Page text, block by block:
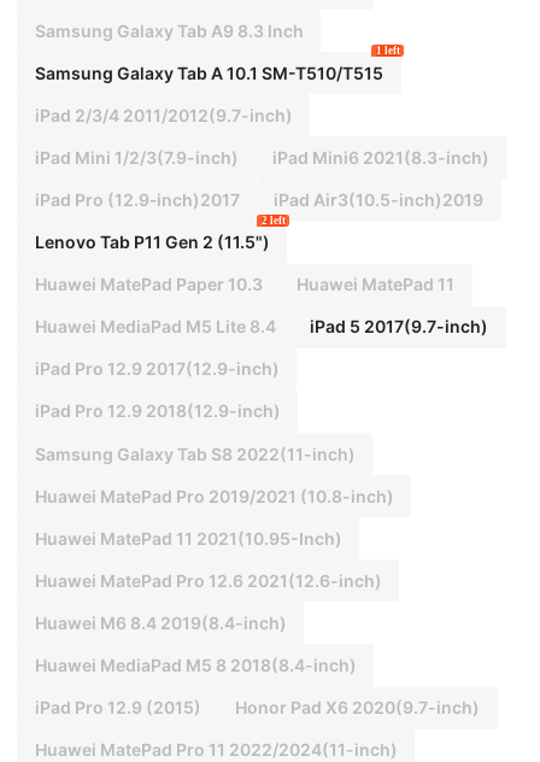
Samsung Galaxy Tab A9 8.3 lnch
Samsung Galaxy Tab A 10.1 SM-T510/T515
1 left
iPad 2/3/4 2011/2012(9.7-inch)
iPad Mini 1/2/3(7.9-inch) iPad Mini6 2021(8.3-inch)
iPad Pro (12.9‑inch)2017 iPad Air3(10.5-inch)2019
Lenovo Tab P11 Gen 2 (11.5")
2 left
Huawei MatePad Paper 10.3 Huawei MatePad 11
Huawei MediaPad M5 Lite 8.4 iPad 5 2017(9.7-inch)
iPad Pro 12.9 2017(12.9-inch)
iPad Pro 12.9 2018(12.9-inch)
Samsung Galaxy Tab S8 2022(11-inch)
Huawei MatePad Pro 2019/2021 (10.8-inch)
Huawei MatePad 11 2021(10.95-Inch)
Huawei MatePad Pro 12.6 2021(12.6-inch)
Huawei M6 8.4 2019(8.4-inch)
Huawei MediaPad M5 8 2018(8.4-inch)
iPad Pro 12.9 (2015) Honor Pad X6 2020(9.7-inch)
Huawei MatePad Pro 11 2022/2024(11-inch)